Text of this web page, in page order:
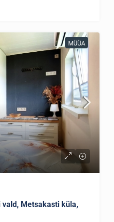
MÜÜA
Metsakasti küla,